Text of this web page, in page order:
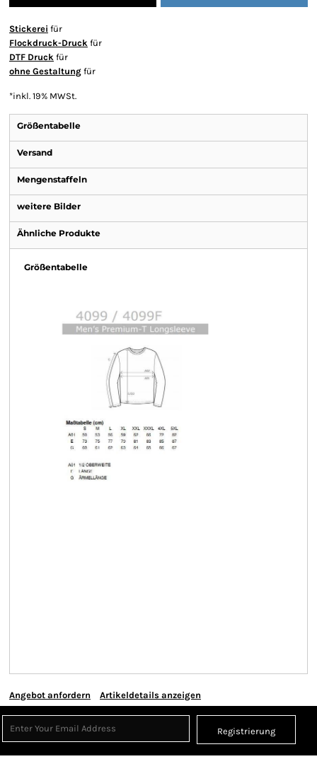
Stickerei für
Flockdruck-Druck für
DTF Druck für
ohne Gestaltung für
*inkl. 19% MWSt.
Größentabelle
Versand
Mengenstaffeln
weitere Bilder
Ähnliche Produkte
Größentabelle
Angebot anfordern Artikeldetails anzeigen
Registrierung